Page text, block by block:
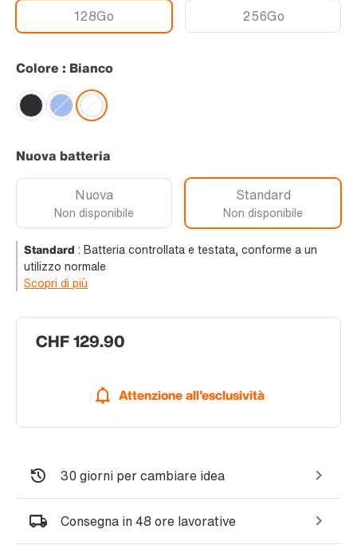
CHF 129.90
Attenzione all'esclusività
128Go 256Go
Colore : Bianco
Nuova batteria
Nuova
Non disponibile
Standard
Non disponibile
Standard : Batteria controllata e testata, conforme a un
utilizzo normale
Scopri di più
30 giorni per cambiare idea
Consegna in 48 ore lavorative